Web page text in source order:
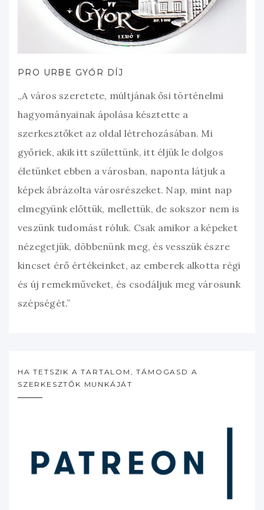
PRO URBE GYŐR DÍJ
„A város szeretete, múltjának ősi történelmi
hagyományainak ápolása késztette a
szerkesztőket az oldal létrehozásában. Mi
győriek, akik itt születtünk, itt éljük le dolgos
életünket ebben a városban, naponta látjuk a
képek ábrázolta városrészeket. Nap, mint nap
elmegyünk előttük, mellettük, de sokszor nem is
veszünk tudomást róluk. Csak amikor a képeket
nézegetjük, döbbenünk meg, és vesszük észre
kincset érő értékeinket, az emberek alkotta régi
és új remekműveket, és csodáljuk meg városunk
szépségét.”
HA TETSZIK A TARTALOM, TÁMOGASD A
SZERKESZTŐK MUNKÁJÁT